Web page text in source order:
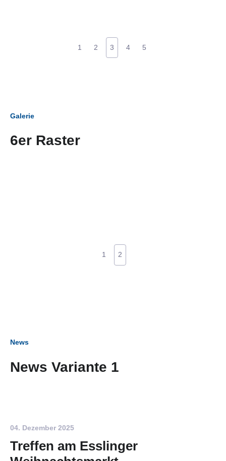
1 2 3 4 5
Galerie
6er Raster
1 2
News
News Variante 1
04. Dezember 2025
Treffen am Esslinger